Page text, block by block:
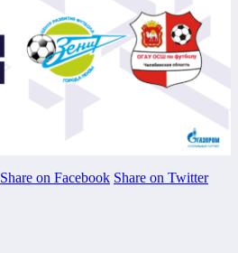
Share on Facebook Share on Twitter